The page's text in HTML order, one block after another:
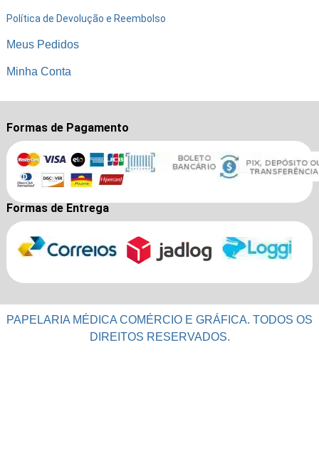
Política de Devolução e Reembolso
Meus Pedidos
Minha Conta
Formas de Pagamento
Formas de Entrega
PAPELARIA MÉDICA COMÉRCIO E GRÁFICA. TODOS OS
DIREITOS RESERVADOS.